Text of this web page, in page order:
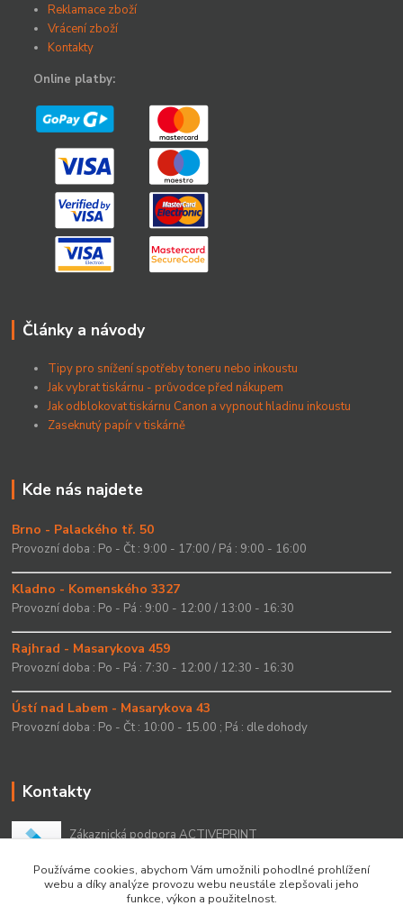
Reklamace zboží
Vrácení zboží
Kontakty
Online platby:
Články a návody
Tipy pro snížení spotřeby toneru nebo inkoustu
Jak vybrat tiskárnu - průvodce před nákupem
Jak odblokovat tiskárnu Canon a vypnout hladinu inkoustu
Zaseknutý papír v tiskárně
Kde nás najdete
Brno - Palackého tř. 50
Provozní doba : Po - Čt : 9:00 - 17:00 / Pá : 9:00 - 16:00
Kladno - Komenského 3327
Provozní doba : Po - Pá : 9:00 - 12:00 / 13:00 - 16:30
Rajhrad - Masarykova 459
Provozní doba : Po - Pá : 7:30 - 12:00 / 12:30 - 16:30
Ústí nad Labem - Masarykova 43
Provozní doba : Po - Čt : 10:00 - 15.00 ; Pá : dle dohody
Kontakty
Zákaznická podpora ACTIVEPRINT
info@activeprint.cz
Používáme cookies, abychom Vám umožnili pohodlné prohlížení
webu a díky analýze provozu webu neustále zlepšovali jeho
funkce, výkon a použitelnost.